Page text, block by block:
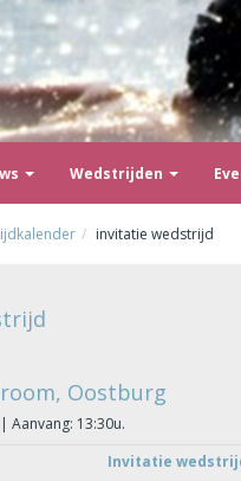
Wedstrijden
invitatie wedstrijd
Oostburg
Aanvang: 13:30u.
Invitatie